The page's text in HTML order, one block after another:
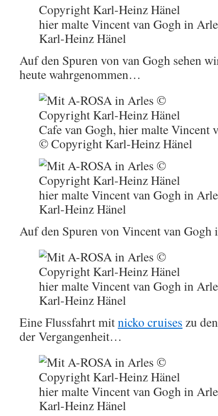
hier malte Vincent van Gogh in
Karl-Heinz Hänel
Auf den Spuren von van Gogh sehen
heute wahrgenommen…
Cafe van Gogh, hier malte Vincent
© Copyright Karl-Heinz Hänel
hier malte Vincent van Gogh in
Karl-Heinz Hänel
Auf den Spuren von Vincent van
hier malte Vincent van Gogh in
Karl-Heinz Hänel
Eine Flussfahrt mitnicko cruises zu
der Vergangenheit…
hier malte Vincent van Gogh in
Karl-Heinz Hänel